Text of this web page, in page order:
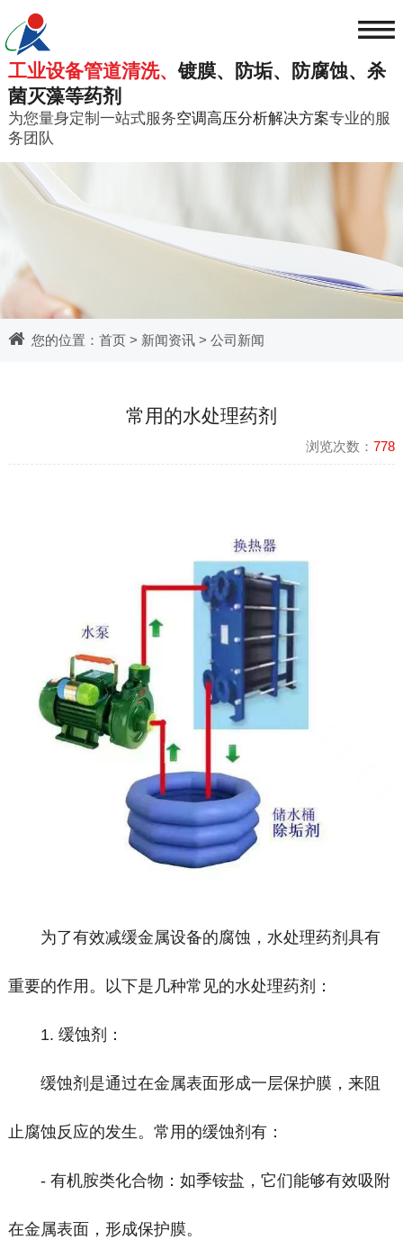
工业设备管道清洗、镀膜、防垢、防腐蚀、杀
菌灭藻等药剂
为您量身定制一站式服务空调高压分析解决方案专业的服
务团队
≡
您的位置： 首页> 新闻资讯 > 公司新闻
常用的水处理药剂
浏览次数：778
为了有效减缓金属设备的腐蚀，水处理药剂具有
重要的作用。以下是几种常见的水处理药剂：
1. 缓蚀剂：
缓蚀剂是通过在金属表面形成一层保护膜，来阻
止腐蚀反应的发生。常用的缓蚀剂有：
- 有机胺类化合物：如季铵盐，它们能够有效吸附
在金属表面，形成保护膜。